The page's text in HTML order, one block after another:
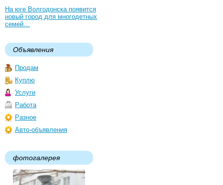
На юге Волгодонска появится
новый город для многодетных
семей…
Объявления
Продам
Куплю
Услуги
Работа
Разное
Авто-объявления
фотогалерея